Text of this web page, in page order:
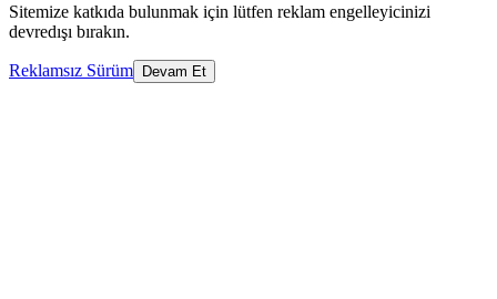
Sitemize katkıda bulunmak için lütfen reklam engelleyicinizi
devredışı bırakın.
Reklamsız Sürüm Devam Et